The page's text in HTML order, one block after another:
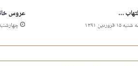
…
۱۵ فروردین ۱۳۹۱
عروس
چهارشنبه ۲ بهمن